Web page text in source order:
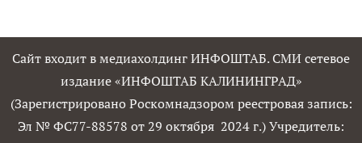
Сайт входит в медиахолдинг ИНФОШТАБ. СМИ сетевое
издание «ИНФОШТАБ КАЛИНИНГРАД»
(Зарегистрировано Роскомнадзором реестровая запись:
Эл № ФС77-88578 от 29 октября 2024 г.) Учредитель: